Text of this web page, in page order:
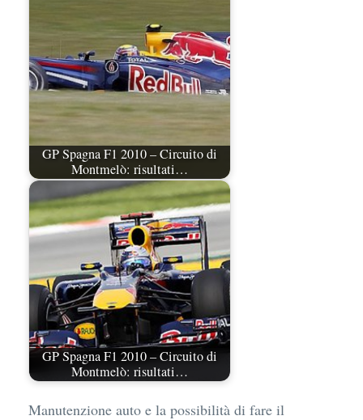
GP Spagna F1 2010 – Circuito di
Montmelò: risultati…
GP Spagna F1 2010 – Circuito di
Montmelò: risultati…
Manutenzione auto e la possibilità di fare il